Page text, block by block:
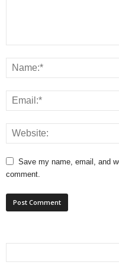
Save my name, email, and
comment.